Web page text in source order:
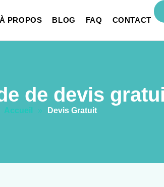
À PROPOS BLOG FAQ CONTACT
de devis
Accueil » Devis Gratuit